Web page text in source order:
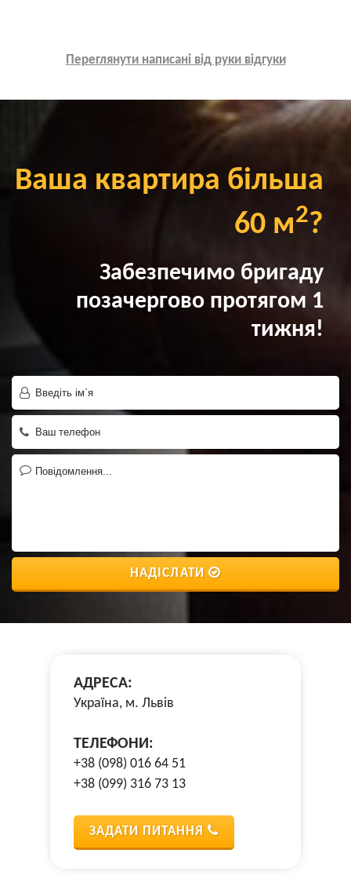
Переглянути написані від руки відгуки
Ваша квартира більша
60 м2?
Забезпечимо бригаду
позачергово протягом 1
тижня!
НАДІСЛАТИ
АДРЕСА:
Україна, м. Львів
ТЕЛЕФОНИ:
+38 (098) 016 64 51
+38 (099) 316 73 13
ЗАДАТИ ПИТАННЯ